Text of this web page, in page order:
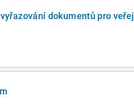
dokumentů pro